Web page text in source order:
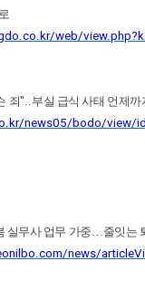
web/
죄".. 부실 급식 사태 언제까
news05/bodo/view/
실무사 업무 가중
줄잇는
news/